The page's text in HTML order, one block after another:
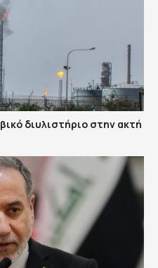
διυλιστήριο στην ακτή